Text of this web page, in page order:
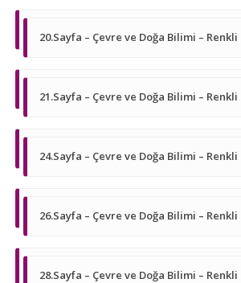
20.Sayfa – Çevre ve Doğa Bilimi –
21.Sayfa – Çevre ve Doğa Bilimi –
24.Sayfa – Çevre ve Doğa Bilimi –
26.Sayfa – Çevre ve Doğa Bilimi –
28.Sayfa – Çevre ve Doğa Bilimi –